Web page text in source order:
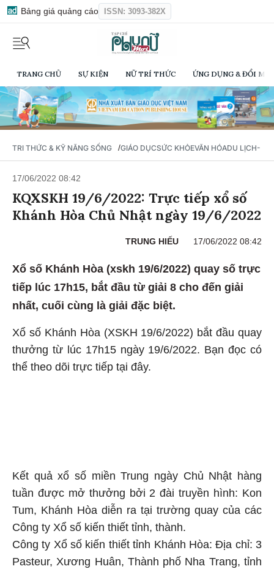
Bảng giá quảng cáo ISSN: 3093-382X
TRANG CHỦ SỰ KIỆN NỮ TRÍ THỨC ỨNG DỤNG & ĐỔI
TRI THỨC & KỸ NĂNG SỐNG /GIÁO DỤCSỨC KHỎEVĂN HÓADU LỊCH-
17/06/2022 08:42
KQXSKH 19/6/2022: Trực tiếp xổ số
Khánh Hòa Chủ Nhật ngày 19/6/2022
TRUNG HIẾU 17/06/2022 08:42
Xổ số Khánh Hòa (xskh 19/6/2022) quay số trực
tiếp lúc 17h15, bắt đầu từ giải 8 cho đến giải
nhất, cuối cùng là giải đặc biệt.
Xổ số Khánh Hòa (XSKH 19/6/2022) bắt đầu quay
thưởng từ lúc 17h15 ngày 19/6/2022. Bạn đọc có
thể theo dõi trực tiếp tại đây.
Kết quả xổ số miền Trung ngày Chủ Nhật hàng
tuần được mở thưởng bởi 2 đài truyền hình: Kon
Tum, Khánh Hòa diễn ra tại trường quay của các
Công ty Xổ số kiến thiết tỉnh, thành.
Công ty Xổ số kiến thiết tỉnh Khánh Hòa: Địa chỉ: 3
Pasteur, Xương Huân, Thành phố Nha Trang, tỉnh